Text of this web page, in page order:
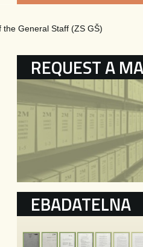
General Staff (ZS GŠ)
KATEGORIE
REQUEST A
EBADATELNA